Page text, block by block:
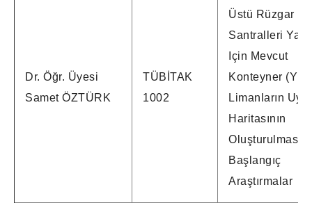
Dr. Öğr. Üyesi
Samet ÖZTÜRK
TÜBİTAK
1002
Üstü Rüzgar
Santralleri
Için Mevcut
Konteyner
Limanların
Haritasının
Oluşturulması:
Başlangıç
Araştırmalar